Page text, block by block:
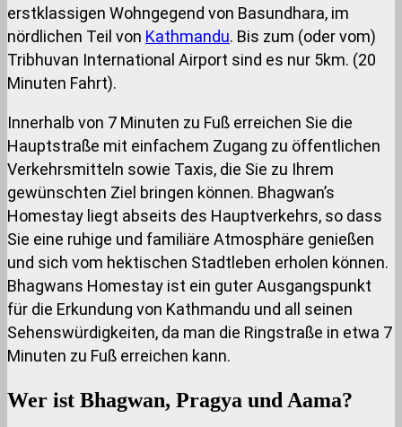
erstklassigen Wohngegend von Basundhara, im
nördlichen Teil von Kathmandu. Bis zum (oder vom)
Tribhuvan International Airport sind es nur 5km. (20
Minuten Fahrt).
Innerhalb von 7 Minuten zu Fuß erreichen Sie die
Hauptstraße mit einfachem Zugang zu öffentlichen
Verkehrsmitteln sowie Taxis, die Sie zu Ihrem
gewünschten Ziel bringen können. Bhagwan’s
Homestay liegt abseits des Hauptverkehrs, so dass
Sie eine ruhige und familiäre Atmosphäre genießen
und sich vom hektischen Stadtleben erholen können.
Bhagwans Homestay ist ein guter Ausgangspunkt
für die Erkundung von Kathmandu und all seinen
Sehenswürdigkeiten, da man die Ringstraße in etwa 7
Minuten zu Fuß erreichen kann.
Wer ist Bhagwan, Pragya und Aama?